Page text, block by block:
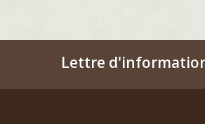
Lettre